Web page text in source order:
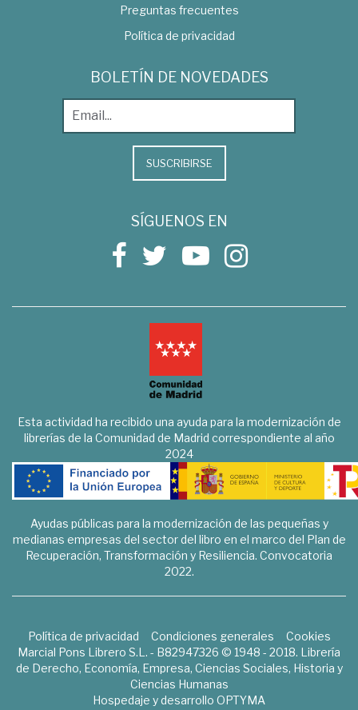
Preguntas frecuentes
Política de privacidad
BOLETÍN DE NOVEDADES
SUSCRIBIRSE
SÍGUENOS EN
Esta actividad ha recibido una ayuda para la modernización de
librerías de la Comunidad de Madrid correspondiente al año
2024
Ayudas públicas para la modernización de las pequeñas y
medianas empresas del sector del libro en el marco del Plan de
Recuperación, Transformación y Resiliencia. Convocatoria
2022.
Política de privacidad Condiciones generales
Cookies
Marcial Pons Librero S.L. - B82947326 © 1948 - 2018. Librería
de Derecho, Economía, Empresa, Ciencias Sociales, Historia y
Ciencias Humanas
Hospedaje y desarrollo OPTYMA